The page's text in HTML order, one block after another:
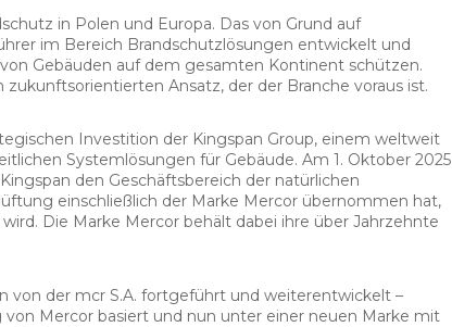
in Polen und Europa. Das von Grund auf
im Bereich Brandschutzlösungen entwickelt und
Gebäuden auf dem gesamten Kontinent schützen.
Ansatz, der der Branche voraus ist.
Investition der Kingspan Group, einem weltweit
Systemlösungen für Gebäude. Am 1. Oktober 2025
den Geschäftsbereich der natürlichen
einschließlich der Marke Mercor übernommen hat,
Die Marke Mercor behält dabei ihre über Jahrzehnte
von der mcr S.A. fortgeführt und weiterentwickelt –
Mercor basiert und nun unter einer neuen Marke mit